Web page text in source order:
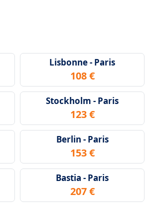
Lisbonne - Paris
108 €
Stockholm - Paris
123 €
Berlin - Paris
153 €
Bastia - Paris
207 €